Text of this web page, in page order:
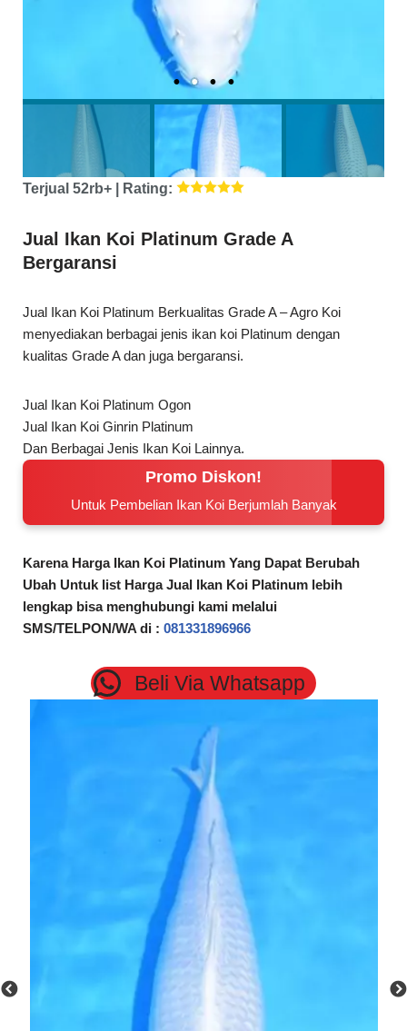
Terjual 52rb+ | Rating:
Jual Ikan Koi Platinum Grade A
Jual Ikan Koi Platinum Berkualitas Grade A – Agro Koi
kualitas Grade A dan juga bergaransi.
Jual Ikan Koi Platinum Ogon
Dan Berbagai Jenis Ikan Koi Lainnya.
Promo Diskon!
Untuk Pembelian Ikan Koi Berjumlah Banyak
Karena Harga Ikan Koi Platinum Yang Dapat Berubah
Ubah Untuk list Harga Jual Ikan Koi Platinum lebih
lengkap bisa menghubungi kami melalui
SMS/TELPON/WA di :
081331896966
Beli Via Whatsapp